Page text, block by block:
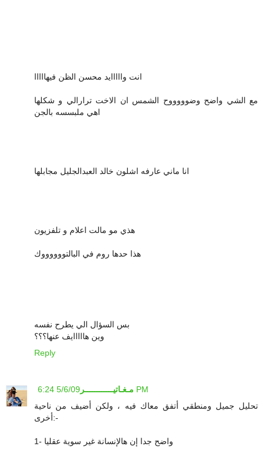
انت وااااايد محسن الظن فيهااااا
مع الشي واضح وضوووووح الشمس ان الاخت ترارالي و شكلها
اهي ملبسسه بالجن
انا ماني عارفه اشلون خالد العبدالجليل مجابلها
هذي مو مالت اعلام و تلفزيون
هذا حدها روم في البالتووووووك
بس السؤال الي يطرح نفسه
وين هااااايف عنها؟؟؟
Reply
مـغـاتيــــــــــــر 5/6/09 6:24 PM
تحليل جميل ومنطقي أتفق معاك فيه ، ولكن أضيف من ناحية
أخرى:-
1- واضح جدا إن هالإنسانة غير سوية عقليا